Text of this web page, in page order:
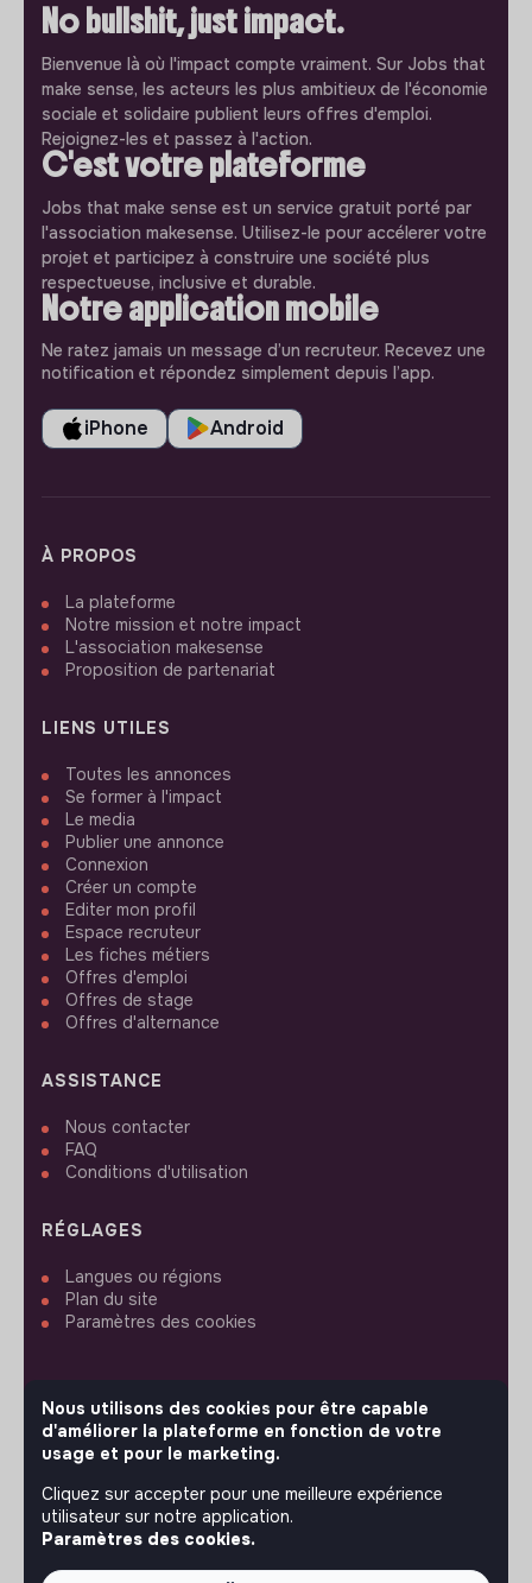
No bullshit, just impact.
Bienvenue là où l'impact compte vraiment. Sur Jobs that
make sense, les acteurs les plus ambitieux de l'économie
sociale et solidaire publient leurs offres d'emploi.
Rejoignez-les et passez à l'action.
C'est votre plateforme
Jobs that make sense est un service gratuit porté par
l'association makesense. Utilisez-le pour accélerer votre
projet et participez à construire une société plus
respectueuse, inclusive et durable.
Notre application mobile
Ne ratez jamais un message d’un recruteur. Recevez une
notification et répondez simplement depuis l’app.
iPhone Android
À PROPOS
La plateforme
Notre mission et notre impact
L'association makesense
Proposition de partenariat
LIENS UTILES
Toutes les annonces
Se former à l'impact
Le media
Publier une annonce
Connexion
Créer un compte
Editer mon profil
Espace recruteur
Les fiches métiers
Offres d'emploi
Offres de stage
Offres d'alternance
ASSISTANCE
Nous contacter
FAQ
Conditions d'utilisation
RÉGLAGES
Langues ou régions
Plan du site
Paramètres des cookies
SUIVEZ-NOUS
© 2026 jobs that makesense.
Nous utilisons des cookies pour être capable
d'améliorer la plateforme en fonction de votre
usage et pour le marketing.
Cliquez sur accepter pour une meilleure expérience
utilisateur sur notre application.
Paramètres des cookies.